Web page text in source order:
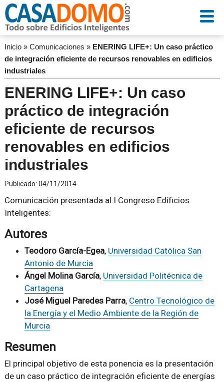
Inicio» Comunicaciones » ENERING LIFE+: Un caso práctico
de integración eficiente de recursos renovables en edificios
industriales
ENERING LIFE+: Un caso
práctico de integración
eficiente de recursos
renovables en edificios
industriales
Publicado: 04/11/2014
Comunicación presentada al I Congreso Edificios
Inteligentes:
Autores
Teodoro García-Egea, Universidad Católica San
Antonio de Murcia
Ángel Molina García, Universidad Politécnica de
Cartagena
José Miguel Paredes Parra, Centro Tecnológico de
la Energía y el Medio Ambiente de la Región de
Murcia
Resumen
El principal objetivo de esta ponencia es la presentación
de un caso práctico de integración eficiente de energías